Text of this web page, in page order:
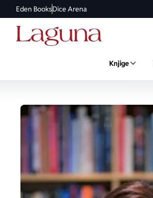
Eden BooksDice Arena
Knjige